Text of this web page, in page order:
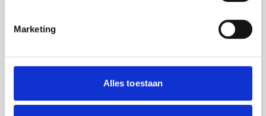
Marketing
Alles toestaan
Ik ga akkoord dat mijn gegevens
worden gedeeld met de
zijn bij deze JGZ-richtlijn.